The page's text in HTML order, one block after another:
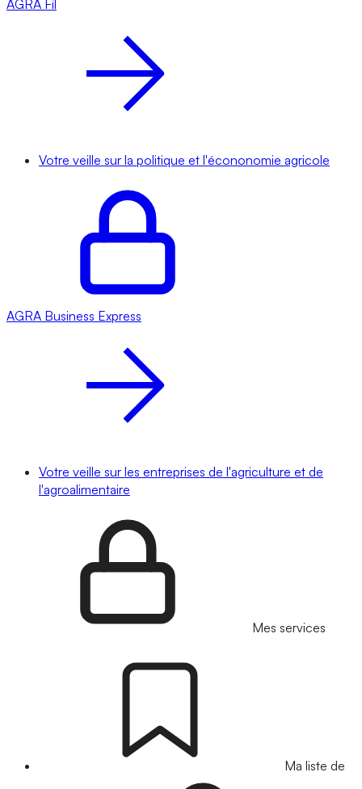
AGRA Fil
Votre veille sur la politique et l'écononomie agricole
AGRA Business Express
Votre veille sur les entreprises de l'agriculture et de
l'agroalimentaire
Mes services
Ma liste de